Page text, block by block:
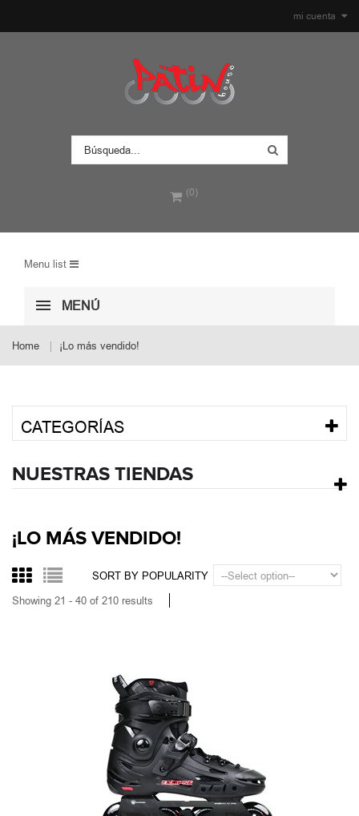
mi cuenta
(0)
Menu list
MENÚ
Home ¡Lo más vendido!
CATEGORÍAS
NUESTRAS TIENDAS
¡LO MÁS VENDIDO!
SORT BY POPULARITY
Showing 21 - 40 of 210 results